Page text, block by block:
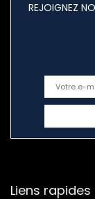
REJOIGNEZ
Liens rapides